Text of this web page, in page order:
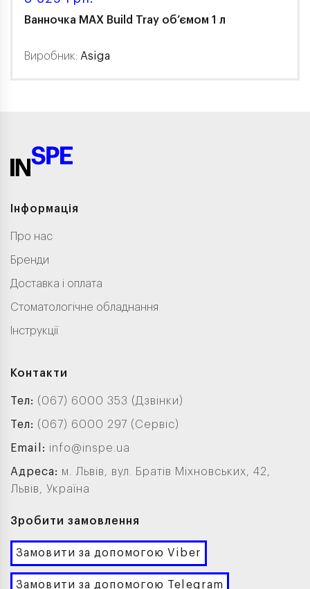
Ванночка MAX Build Tray об’ємом 1 л
Виробник: Asiga
Інформація
Про нас
Бренди
Доставка і оплата
Стоматологічне обладнання
Інструкції
Контакти
Тел: (067) 6000 353 (Дзвінки)
Тел: (067) 6000 297 (Сервіс)
Email: info@inspe.ua
Адреса: м. Львів, вул. Братів Міхновських, 42,
Львів, Україна
Зробити замовлення
Замовити за допомогою Viber
Замовити за допомогою Telegram